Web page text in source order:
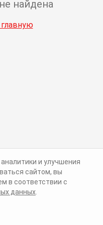
найдена
и улучшения
сайтом, вы
в соответствии с
данных